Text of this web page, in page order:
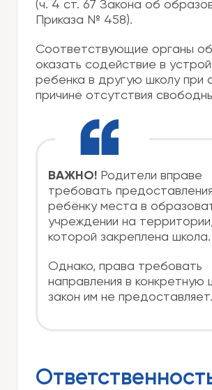
(ч. 4 ст. 67 Закона об
Приказа № 458).
Соответствующие органы
оказать содействие в
ребенка в другую школу при
причине отсутствия
ВАЖНО! Родители вправе
требовать
ребёнку места в
учреждении на
которой закреплена школа.
Однако, права требовать
направления в конкретную
закон им не предоставляет.